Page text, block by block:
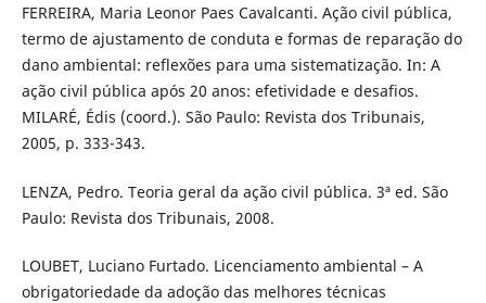
FERREIRA, Maria Leonor Paes Cavalcanti. Ação civil pública,
termo de ajustamento de conduta e formas de reparação do
dano ambiental: reflexões para uma sistematização. In: A
ação civil pública após 20 anos: efetividade e desafios.
MILARÉ, Édis (coord.). São Paulo: Revista dos Tribunais,
2005, p. 333-343.
LENZA, Pedro. Teoria geral da ação civil pública. 3ª ed. São
Paulo: Revista dos Tribunais, 2008.
LOUBET, Luciano Furtado. Licenciamento ambiental – A
obrigatoriedade da adoção das melhores técnicas